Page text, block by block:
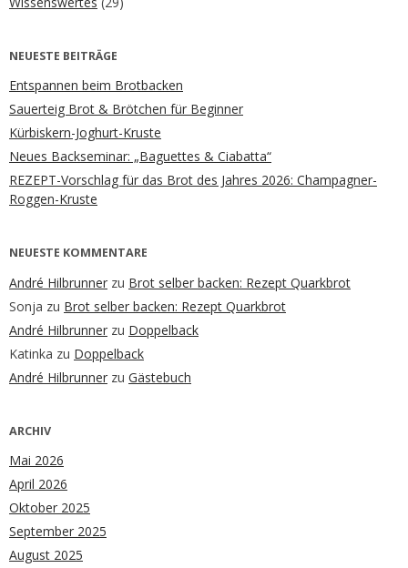
NEUESTE BEITRÄGE
Entspannen beim Brotbacken
Sauerteig Brot & Brötchen für Beginner
Kürbiskern-Joghurt-Kruste
Neues Backseminar: „Baguettes & Ciabatta“
REZEPT-Vorschlag für das Brot des Jahres 2026: Champagner-
Roggen-Kruste
NEUESTE KOMMENTARE
André Hilbrunner zu Brot selber backen: Rezept Quarkbrot
Sonja zu Brot selber backen: Rezept Quarkbrot
André Hilbrunner zu Doppelback
Katinka zu Doppelback
André Hilbrunner zu Gästebuch
ARCHIV
Mai 2026
April 2026
Oktober 2025
September 2025
August 2025